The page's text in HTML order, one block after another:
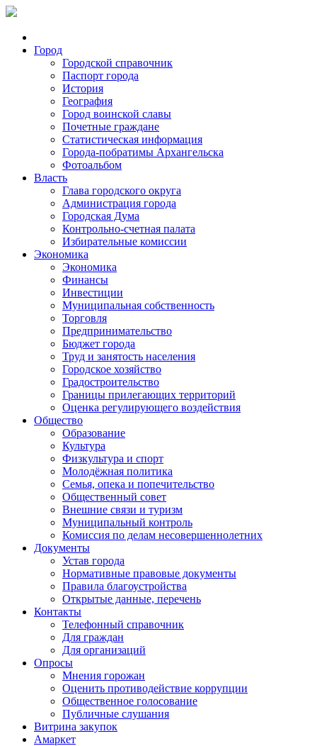
Город
Городской справочник
Паспорт города
История
География
Город воинской славы
Почетные граждане
Статистическая информация
Города-побратимы Архангельска
Фотоальбом
Власть
Глава городского округа
Администрация города
Городская Дума
Контрольно-счетная палата
Избирательные комиссии
Экономика
Экономика
Финансы
Инвестиции
Муниципальная собственность
Торговля
Предпринимательство
Бюджет города
Труд и занятость населения
Городское хозяйство
Градостроительство
Границы прилегающих территорий
Оценка регулирующего воздействия
Общество
Образование
Культура
Физкультура и спорт
Молодёжная политика
Семья, опека и попечительство
Общественный совет
Внешние связи и туризм
Муниципальный контроль
Комиссия по делам несовершеннолетних
Документы
Устав города
Нормативные правовые документы
Правила благоустройства
Открытые данные, перечень
Контакты
Телефонный справочник
Для граждан
Для организаций
Опросы
Мнения горожан
Оценить противодействие коррупции
Общественное голосование
Публичные слушания
Витрина закупок
Амаркет